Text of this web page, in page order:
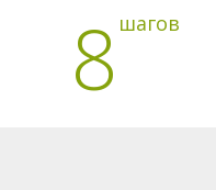
8 шагов